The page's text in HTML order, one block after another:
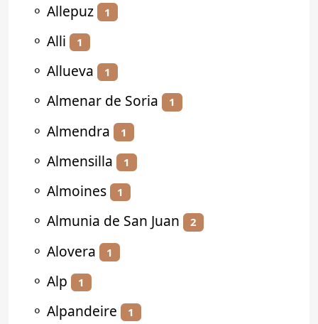
⚬ Allepuz 1
⚬ Alli 1
⚬ Allueva 1
⚬ Almenar de Soria 1
⚬ Almendra 1
⚬ Almensilla 1
⚬ Almoines 1
⚬ Almunia de San Juan 2
⚬ Alovera 1
⚬ Alp 1
⚬ Alpandeire 1